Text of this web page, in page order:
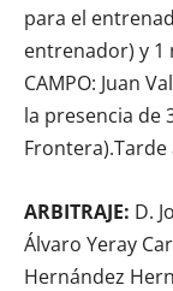
para el
entrenador) y 1
CAMPO: Juan
la presencia de
ARBITRAJE: D.
Álvaro Yeray
Hernández